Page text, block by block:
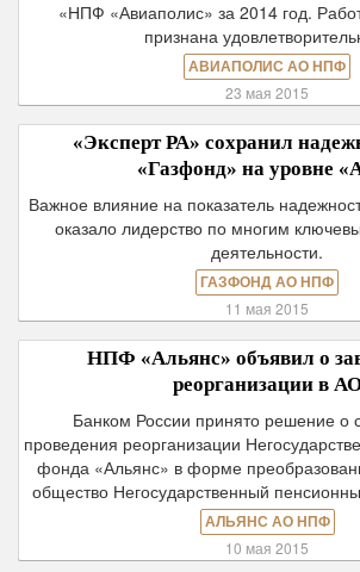
«НПФ «Авиаполис» за 2014 год.
признана
АВИАПОЛИС АО НПФ
23 мая 2015
«Эксперт РА» сохранил
«Газфонд» на уровне
Важное влияние на показатель
оказало лидерство по многим
деятельности.
ГАЗФОНД АО НПФ
11 мая 2015
НПФ «Альянс» объявил о
реорганизации в
Банком России принято решение о
проведения реорганизации
фонда «Альянс» в форме
общество Негосударственный
АЛЬЯНС АО НПФ
10 мая 2015